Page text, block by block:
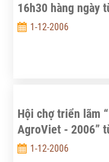
16h30 hàng ngày
1-12-2006
Hội chợ triển lãm
AgroViet - 2006”
1-12-2006